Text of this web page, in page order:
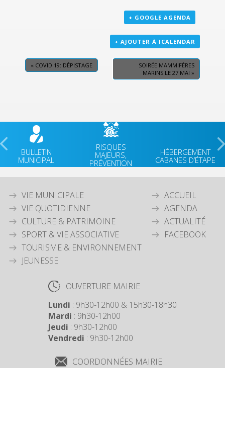
+ GOOGLE AGENDA
+ AJOUTER À ICALENDAR
« COVID 19: DÉPISTAGE
SOIRÉE MAMMIFÈRES
MARINS LE 27 MAI »
BULLETIN
MUNICIPAL
RISQUES
MAJEURS,
PRÉVENTION
HÉBERGEMENT
CABANES D’ÉTAPE
VIE MUNICIPALE
VIE QUOTIDIENNE
CULTURE & PATRIMOINE
SPORT & VIE ASSOCIATIVE
TOURISME & ENVIRONNEMENT
JEUNESSE
ACCUEIL
AGENDA
ACTUALITÉ
FACEBOOK
OUVERTURE MAIRIE
Lundi : 9h30-12h00 & 15h30-18h30
Mardi : 9h30-12h00
Jeudi : 9h30-12h00
Vendredi : 9h30-12h00
COORDONNÉES MAIRIE